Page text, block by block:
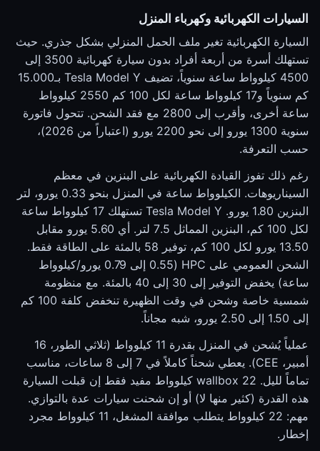
السيارات الكهربائية وكهرباء المنزل
السيارة الكهربائية تغير ملف الحمل المنزلي بشكل جذري. حيث
تستهلك أسرة من أربعة أفراد بدون سيارة كهربائية 3500 إلى
4500 كيلوواط ساعة سنوياً، تضيف Tesla Model Y بـ15.000
كم سنوياً و17 كيلوواط ساعة لكل 100 كم 2550 كيلوواط
ساعة أخرى، وأقرب إلى 2800 مع فقد الشحن. تتحول فاتورة
سنوية 1300 يورو إلى نحو 2200 يورو (اعتباراً من 2026)،
حسب التعرفة.
رغم ذلك تفوز القيادة الكهربائية على البنزين في معظم
السيناريوهات. الكيلوواط ساعة في المنزل بنحو 0.33 يورو، لتر
البنزين 1.80 يورو. Tesla Model Y تستهلك 17 كيلوواط ساعة
لكل 100 كم، البنزين المماثل 7.5 لتر. أي 5.60 يورو مقابل
13.50 يورو لكل 100 كم، توفير 58 بالمئة على الطاقة فقط.
الشحن العمومي على HPC (0.55 إلى 0.79 يورو/كيلوواط
ساعة) يخفض التوفير إلى 30 إلى 40 بالمئة. مع منظومة
شمسية خاصة وشحن في وقت الظهيرة تنخفض كلفة 100 كم
إلى 1.50 إلى 2.50 يورو، شبه مجاناً.
عملياً يُشحن في المنزل بقدرة 11 كيلوواط (ثلاثي الطور، 16
أمبير، CEE). يعطي شحناً كاملاً في 7 إلى 8 ساعات، مناسب
تماماً لليل. wallbox 22 كيلوواط مفيد فقط إن قبلت السيارة
هذه القدرة (كثير منها لا) أو إن شحنت سيارات عدة بالتوازي.
مهم: 22 كيلوواط يتطلب موافقة المشغل، 11 كيلوواط مجرد
إخطار.